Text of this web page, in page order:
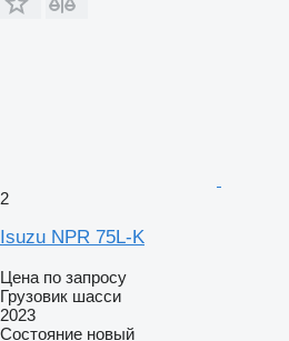
2
Isuzu NPR 75L-K
Цена по запросу
Грузовик шасси
2023
Состояние новый